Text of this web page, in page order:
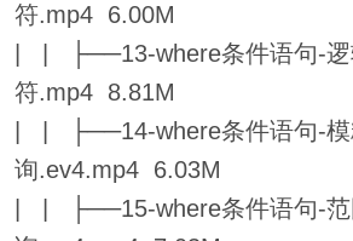
符.mp4 6.00M
| | ├──13-where条件语句-逻
符.mp4 8.81M
| | ├──14-where条件语句-模
询.ev4.mp4 6.03M
| | ├──15-where条件语句-范